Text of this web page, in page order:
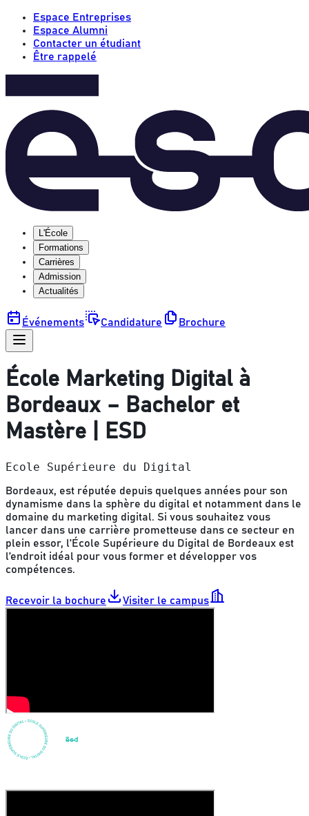
Espace Entreprises
Espace Alumni
Contacter un étudiant
Être rappelé
L'École
Formations
Carrières
Admission
Actualités
Événements Candidature Brochure
École Marketing Digital à
Bordeaux – Bachelor et
Mastère | ESD
Ecole Supérieure du Digital
Bordeaux, est réputée depuis quelques années pour son
dynamisme dans la sphère du digital et notamment dans le
domaine du marketing digital. Si vous souhaitez vous
lancer dans une carrière prometteuse dans ce secteur en
plein essor, l’École Supérieure du Digital de Bordeaux est
l’endroit idéal pour vous former et développer vos
compétences.
Recevoir la bochure Visiter le campus